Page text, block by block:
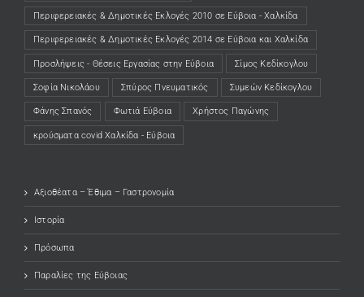
Περιφερειακές & Δημοτικές Εκλογές 2010 σε Εύβοια - Χαλκίδα
Περιφερειακές & Δημοτικές Εκλογές 2014 σε Εύβοια και Χαλκίδα
Προσλήψεις - Θέσεις Εργασίας στην Εύβοια Σίμος Κεδίκογλου
Σοφία Νικολάου Σπύρος Πνευματικός Συμεών Κεδίκογλου
Φάνης Σπανός Φωτιά Εύβοια Χρήστος Παγώνης
κρούσματα covid Χαλκίδα - Εύβοια
Αξιοθέατα – Έθιμα – Γαστρονομία
Ιστορία
Πρόσωπα
Παραλίες της Εύβοιας